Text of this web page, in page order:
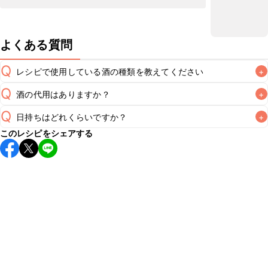
よくある質問
Q レシピで使用している酒の種類を教えてください +
A
Q 酒の代用はありますか？ +
A
Q 日持ちはどれくらいですか？ +
保存期間は冷蔵で4~5日が目安です。なるべくお早めにお召
し上がりください。
このレシピをシェアする